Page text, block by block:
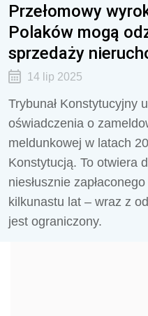
Przełomowy
Polaków mogą
sprzedaży
14 lip 2025
Trybunał Konstytucyjny
oświadczenia o
meldunkowej w latach
Konstytucją. To otwiera
niesłusznie
kilkunastu lat – wraz z
jest ograniczony.